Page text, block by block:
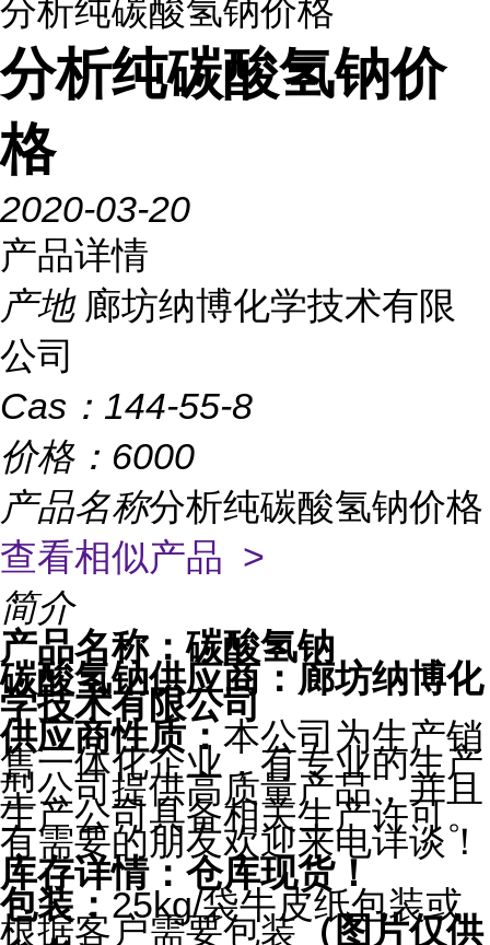
分析纯碳酸氢钠价格
分析纯碳酸氢钠价
格
2020-03-20
产品详情
产地 廊坊纳博化学技术有限
公司
Cas： 144-55-8
价格： 6000
产品名称分析纯碳酸氢钠价格
查看相似产品 >
简介
产品名称：碳酸氢钠
碳酸氢钠供应商：廊坊纳博化
学技术有限公司
供应商性质：本公司为生产销
售一体化企业，有专业的生产
型公司提供高质量产品，并且
生产公司具备相关生产许可。
有需要的朋友欢迎来电详谈！
库存详情：仓库现货！
包装： 25kg/袋牛皮纸包装或
根据客户需要包装（图片仅供